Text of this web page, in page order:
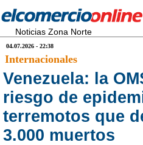
Noticias Zona Norte
04.07.2026 - 22:38
Internacionales
Venezuela: la
riesgo de
terremotos que
3.000 muertos